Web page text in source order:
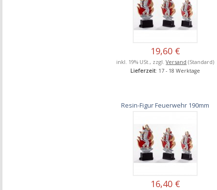
19,60 €
inkl. 19% USt., zzgl.Versand (Standard)
Lieferzeit: 17 - 18 Werktage
Resin-Figur Feuerwehr 190mm
16,40 €